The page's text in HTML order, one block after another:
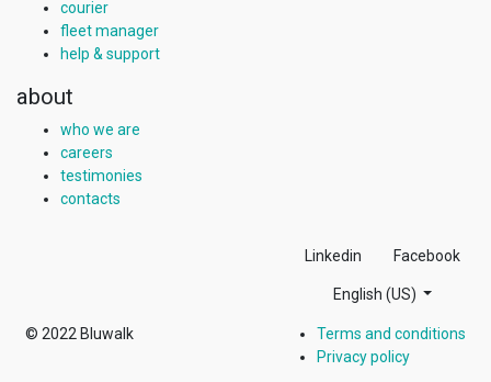
courier
fleet manager
help & support
about
who we are
careers
testimonies
contacts
Linkedin Facebook
English (US)
© 2022 Bluwalk
Terms and conditions
Privacy policy